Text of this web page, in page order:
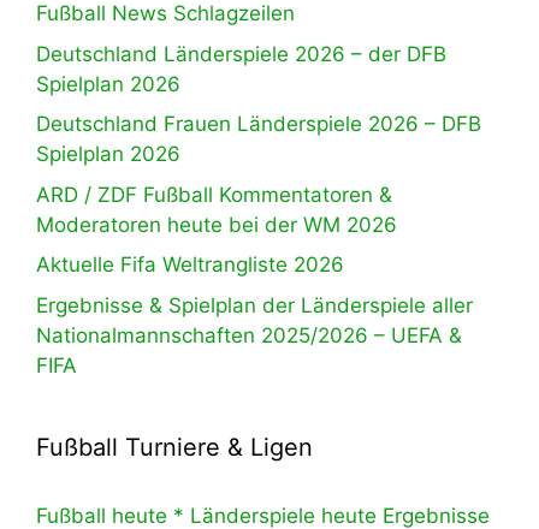
Fußball News Schlagzeilen
Deutschland Länderspiele 2026 – der DFB
Spielplan 2026
Deutschland Frauen Länderspiele 2026 – DFB
Spielplan 2026
ARD / ZDF Fußball Kommentatoren &
Moderatoren heute bei der WM 2026
Aktuelle Fifa Weltrangliste 2026
Ergebnisse & Spielplan der Länderspiele aller
Nationalmannschaften 2025/2026 – UEFA &
FIFA
Fußball Turniere & Ligen
Fußball heute * Länderspiele heute Ergebnisse